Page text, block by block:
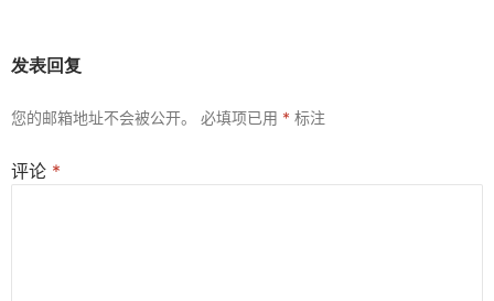
发表回复
您的邮箱地址不会被公开。 必填项已用 * 标注
评论 *